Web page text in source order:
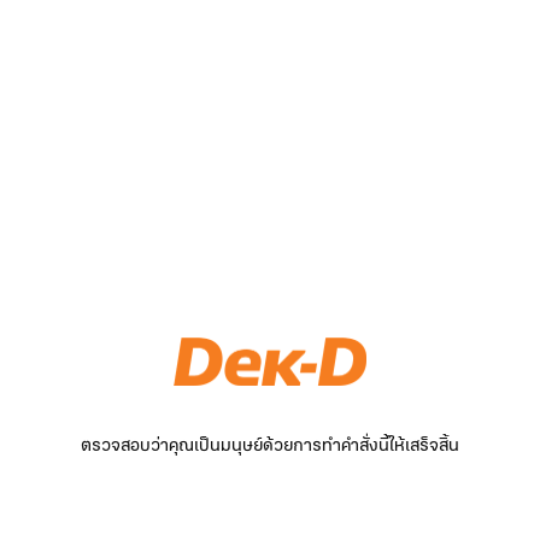
ตรวจสอบว่าคุณเป็นมนุษย์ด้วยการทำคำสั่งนี้ให้เสร็จสิ้น